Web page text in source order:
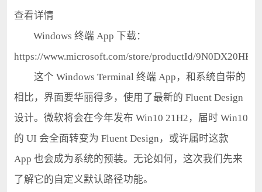
查看详情
Windows 终端 App 下载：
https://www.microsoft.com/store/productId/
这个 Windows Terminal 终端 App，和系统自带的
相比，界面要华丽得多，使用了最新的 Fluent Design
设计。微软将会在今年发布 Win10 21H2，届时 Win10
的 UI 会全面转变为 Fluent Design，或许届时这款
App 也会成为系统的预装。无论如何，这次我们先来
了解它的自定义默认路径功能。